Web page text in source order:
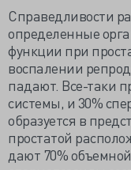
Справедливости
определенные
функции при
воспалении
падают. Все-таки
системы, и 30%
образуется в
простатой
дают 70%